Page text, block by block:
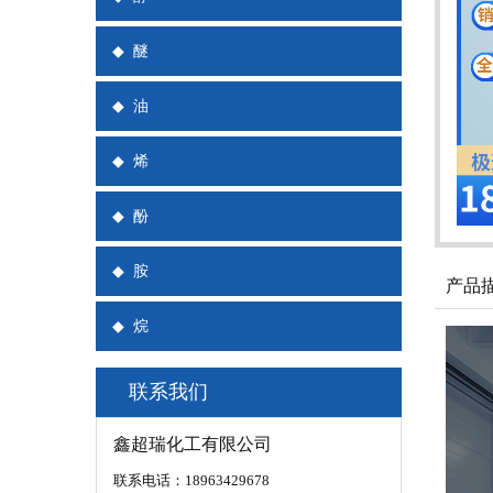
◆ 醚
◆ 油
◆ 烯
◆ 酚
◆ 胺
◆ 烷
联系我们
鑫超瑞化工有限公司
联系电话：18963429678
产品